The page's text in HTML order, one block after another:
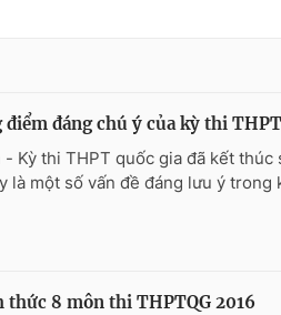
điểm đáng chú ý của kỳ thi
- Kỳ thi THPT quốc gia đã kết
là một số vấn đề đáng lưu ý trong
thức 8 môn thi THPTQG 2016